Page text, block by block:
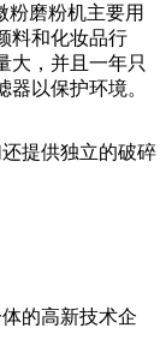
粉磨粉机主要用
料和化妆品行
大，并且一年只
以保护环境。
提供独立的破碎
的高新技术企